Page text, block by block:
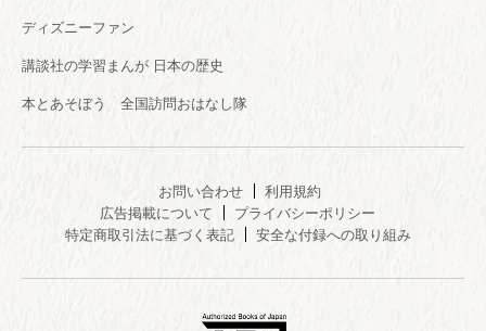
ディズニーファン
講談社の学習まんが 日本の歴史
本とあそぼう 全国訪問おはなし隊
お問い合わせ
利用規約
広告掲載について
プライバシーポリシー
特定商取引法に基づく表記
安全な付録への取り組み